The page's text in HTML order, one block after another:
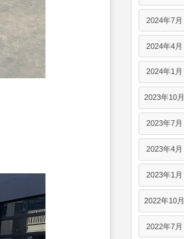
2024年7月
2024年4月
2024年1月
2023年10月
2023年7月
2023年4月
2023年1月
2022年10月
2022年7月